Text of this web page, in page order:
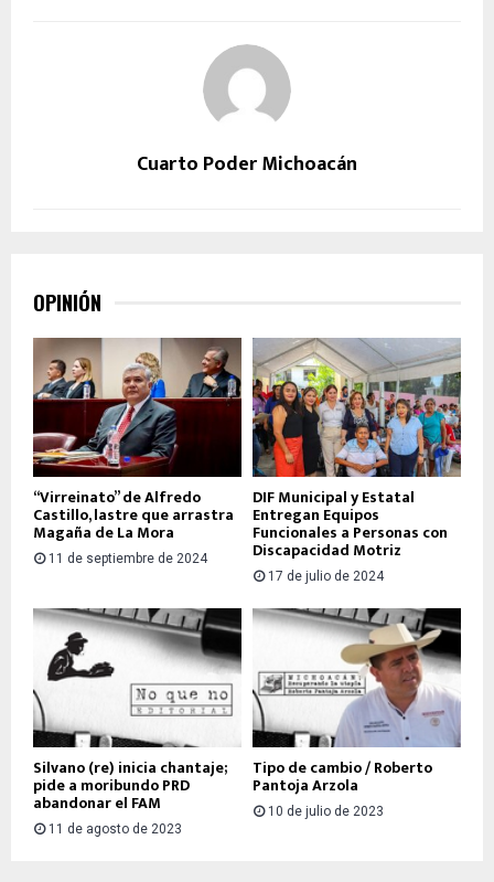
Cuarto Poder Michoacán
OPINIÓN
“Virreinato” de Alfredo
Castillo, lastre que arrastra
Magaña de La Mora
11 de septiembre de 2024
DIF Municipal y Estatal
Entregan Equipos
Funcionales a Personas con
Discapacidad Motriz
17 de julio de 2024
Silvano (re) inicia chantaje;
pide a moribundo PRD
abandonar el FAM
11 de agosto de 2023
Tipo de cambio / Roberto
Pantoja Arzola
10 de julio de 2023